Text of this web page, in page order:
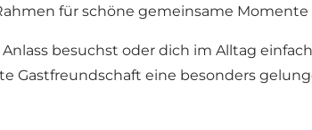
für schöne gemeinsame
besuchst oder dich im Alltag
Gastfreundschaft eine besonders